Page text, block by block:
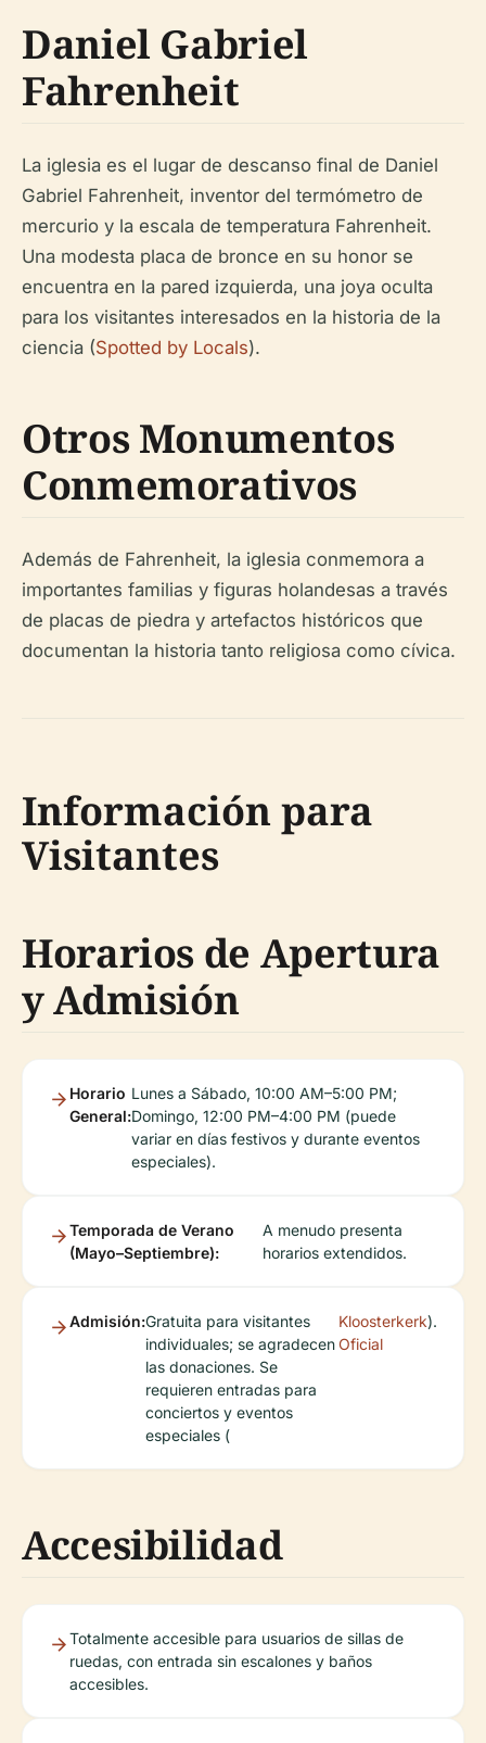
Daniel Gabriel
Fahrenheit
La iglesia es el lugar de descanso final de Daniel
Gabriel Fahrenheit, inventor del termómetro de
mercurio y la escala de temperatura Fahrenheit.
Una modesta placa de bronce en su honor se
encuentra en la pared izquierda, una joya oculta
para los visitantes interesados en la historia de la
ciencia (Spotted by Locals).
Otros Monumentos
Conmemorativos
Además de Fahrenheit, la iglesia conmemora a
importantes familias y figuras holandesas a través
de placas de piedra y artefactos históricos que
documentan la historia tanto religiosa como cívica.
Información para
Visitantes
Horarios de Apertura
y Admisión
Horario
General:
Lunes a Sábado, 10:00 AM–5:00 PM;
Domingo, 12:00 PM–4:00 PM (puede
variar en días festivos y durante eventos
especiales).
Temporada de Verano
(Mayo–Septiembre):
A menudo presenta
horarios extendidos.
Admisión:Gratuita para visitantes
individuales; se agradecen
las donaciones. Se
requieren entradas para
conciertos y eventos
especiales (
Kloosterkerk
Oficial
).
Accesibilidad
Totalmente accesible para usuarios de sillas de
ruedas, con entrada sin escalones y baños
accesibles.